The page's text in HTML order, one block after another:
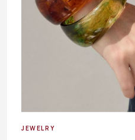
JEWELRY